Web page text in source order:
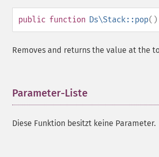
public function Ds\Stack::pop
Removes and returns the value at the
Parameter-Liste
Diese Funktion besitzt keine Parameter.